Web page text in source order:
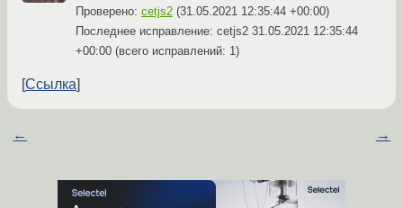
Проверено: cetjs2 (31.05.2021 12:35:44 +00:00)
Последнее исправление: cetjs2 31.05.2021 12:35:44
+00:00 (всего исправлений: 1)
Ссылка
← →